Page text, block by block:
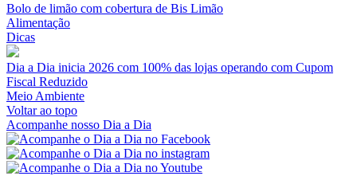
Bolo de limão com cobertura de Bis Limão
Alimentação
Dicas
Dia a Dia inicia 2026 com 100% das lojas operando com Cupom
Fiscal Reduzido
Meio Ambiente
Voltar ao topo
Acompanhe nosso Dia a Dia